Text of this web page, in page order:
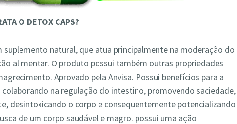
O DETOX CAPS?
suplemento natural, que atua principalmente na moderação do
alimentar. O produto possui também outras propriedades
Aprovado pela Anvisa. Possui benefícios para a
colaborando na regulação do intestino, promovendo saciedade,
desintoxicando o corpo e consequentemente potencializando
de um corpo saudável e magro. possui uma ação